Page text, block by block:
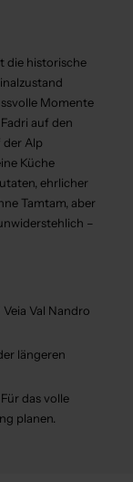
die historische
Momente
auf den
der Alp
Küche
ehrlicher
Tamtam, aber
–
Val Nandro
längeren
das volle
planen.